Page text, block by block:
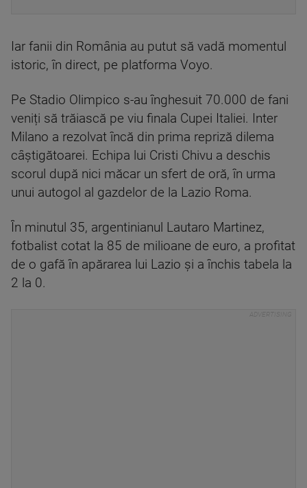
Iar fanii din România au putut să vadă momentul
istoric, în direct, pe platforma Voyo.
Pe Stadio Olimpico s-au înghesuit 70.000 de fani
veniți să trăiască pe viu finala Cupei Italiei. Inter
Milano a rezolvat încă din prima repriză dilema
câștigătoarei. Echipa lui Cristi Chivu a deschis
scorul după nici măcar un sfert de oră, în urma
unui autogol al gazdelor de la Lazio Roma.
În minutul 35, argentinianul Lautaro Martinez,
fotbalist cotat la 85 de milioane de euro, a profitat
de o gafă în apărarea lui Lazio și a închis tabela la
2 la 0.